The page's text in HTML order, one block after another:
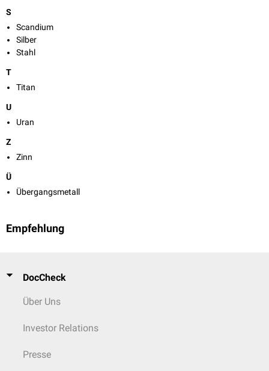
S
Scandium
Silber
Stahl
T
Titan
U
Uran
Z
Zinn
Ü
Übergangsmetall
Empfehlung
DocCheck
Über Uns
Investor Relations
Presse